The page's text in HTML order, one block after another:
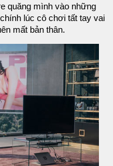
quăng mình vào những
lúc cô chơi tất tay vai
mất bản thân.